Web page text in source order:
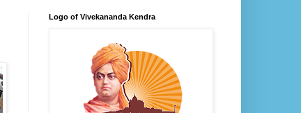
Logo of Vivekananda Kendra